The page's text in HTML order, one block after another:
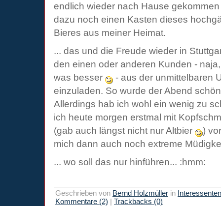
endlich wieder nach Hause
dazu noch einen Kasten dieses
Bieres aus meiner Heimat.
... das und die Freude wieder in
den einen oder anderen Kunden -
was besser
- aus der unmittelbaren
einzuladen. So wurde der Abend
Allerdings hab ich wohl ein wenig zu
ich heute morgen erstmal mit
(gab auch längst nicht nur Altbier
)
mich dann auch noch extreme
... wo soll das nur hinführen... :hmm:
Geschrieben von Bernd Holzmüller in
Kommentare (2) | Trackbacks (0)